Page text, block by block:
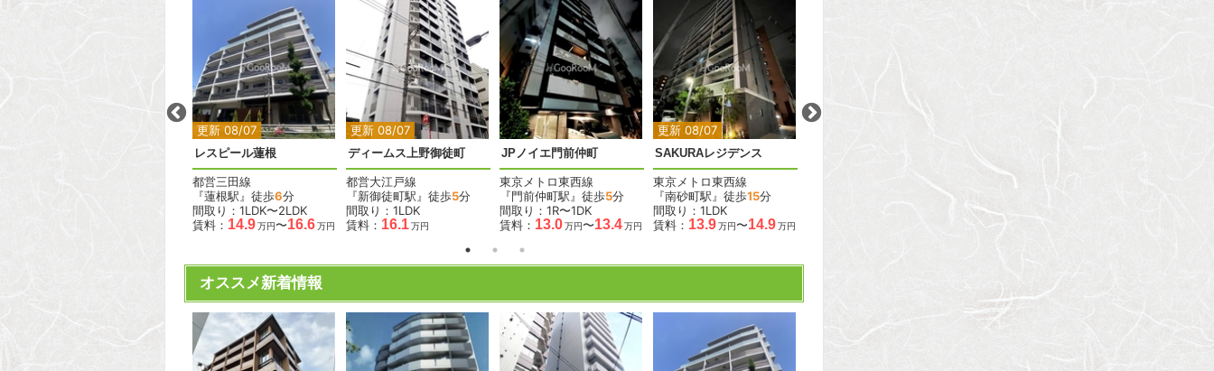
更新 08/07
2 2
レスピール蓮根
都営三田線
『蓮根駅』徒歩6分
間取り：1LDK〜2LDK
賃料： 14.9万円〜16.6万円
更新 08/07
2
ディームス上野御徒町
都営大江戸線
『新御徒町駅』徒歩5分
間取り：1LDK
賃料： 16.1万円
2
JPノイエ門前仲町
東京メトロ東西線
『門前仲町駅』徒歩5分
間取り：1R〜1DK
賃料： 13.0万円〜13.4万円
更新 08/07
2
SAKURAレジデンス
東京メトロ東西線
『南砂町駅』徒歩15分
間取り：1LDK
賃料： 13.9万円〜14.9万円
LUNIQ新御徒町Ⅰ
都営浅草線
間取り：1K〜2LDK
賃料：
11.4
オススメ新着情報